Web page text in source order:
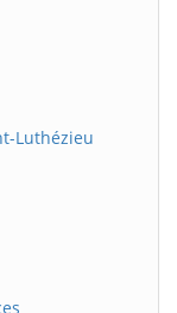
Luthézieu